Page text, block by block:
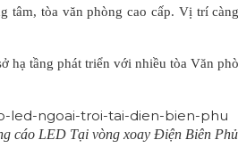
tâm, tòa văn phòng cao cấp. Vị trí
hạ tầng phát triển với nhiều tòa Văn
cáo LED Tại vòng xoay Điện Biên